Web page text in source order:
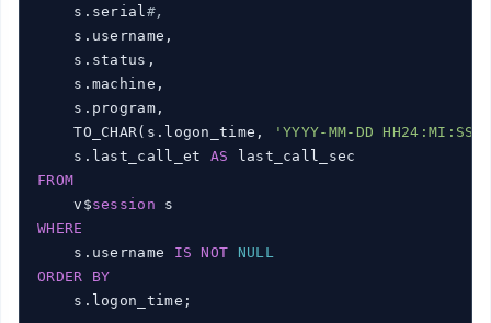
    s.serial
#,
    s.username,
    s.status,
    s.machine,
    s.program,
    TO_CHAR(s.logon_time,
'YYYY-MM-DD HH24:MI:SS'
    s.last_call_et
AS
FROM
    v$
session
WHERE
    s.username
IS NOT
NULL
ORDER
BY